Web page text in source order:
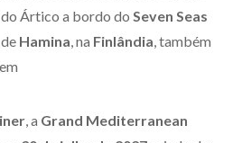
Ártico a bordo do Seven Seas
Hamina , na Finlândia , também
, a Grand Mediterranean